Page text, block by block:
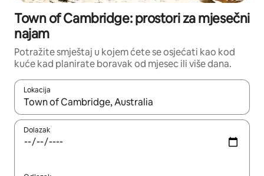
Town of Cambridge: prostori za mjesečni
najam
Potražite smještaj u kojem ćete se osjećati kao kod
kuće kad planirate boravak od mjesec ili više dana.
Lokacija
Kada budu dostupni rezultati, moći ćete ih pregledati
Dolazak